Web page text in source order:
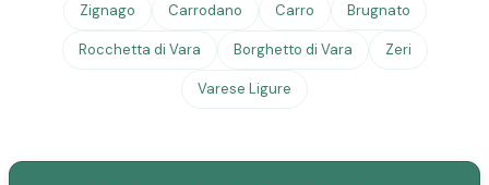
Zignago Carrodano Carro Brugnato
Rocchetta di Vara Borghetto di Vara Zeri
Varese Ligure